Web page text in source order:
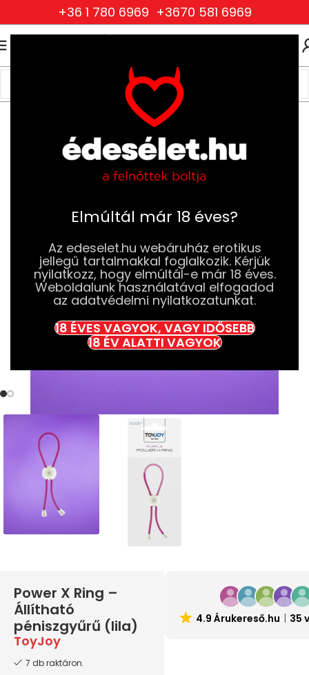
Elmúltál már 18 éves?
Az edeselet.hu webáruház erotikus
jellegű tartalmakkal foglalkozik. Kérjük
nyilatkozz, hogy elmúltál-e már 18 éves.
Weboldalunk használatával elfogadod
az adatvédelmi nyilatkozatunkat.
18 ÉVES VAGYOK, VAGY IDŐSEBB
18 ÉV ALATTI VAGYOK
+36 1 780 6969 +3670 581 6969
Szexjátékok Péniszgyűrűk
Állítható Méretű Péniszgyűrűk
Power X Ring –
Állítható
péniszgyűrű (lila)
ToyJoy
7 db raktáron.
4.9 Árukereső.hu 35